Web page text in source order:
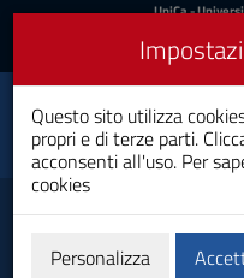
Vai
al
UniCa
Accedi
UniCa-
Accedi
Toggle
navigation beni
Summer
Questo sito utilizza
propri e di terze parti.
acconsenti all'uso. Per
cookies
Personalizza